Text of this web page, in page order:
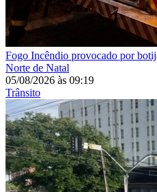
Fogo Incêndio provocado por
Norte de Natal
05/08/2026 às 09:19
Trânsito